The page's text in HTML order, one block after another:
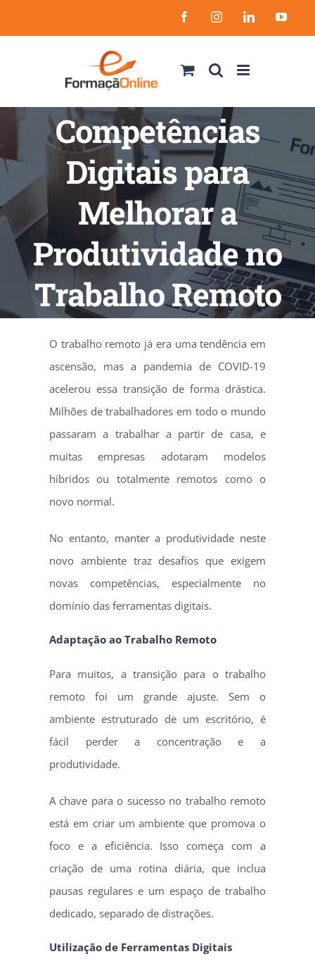
to
FacebookInstagramLinkedIn
Competências
Digitais para
Melhorar a
Produtividade no
Trabalho Remoto
O trabalho remoto já era uma tendência em
ascensão, mas a pandemia de COVID-19
acelerou essa transição de forma drástica.
Milhões de trabalhadores em todo o mundo
passaram a trabalhar a partir de casa, e
muitas empresas adotaram modelos
híbridos ou totalmente remotos como o
novo normal.
No entanto, manter a produtividade neste
novo ambiente traz desafios que exigem
novas competências, especialmente no
domínio das ferramentas digitais.
Adaptação ao Trabalho Remoto
Para muitos, a transição para o trabalho
remoto foi um grande ajuste. Sem o
ambiente estruturado de um escritório, é
fácil perder a concentração e a
produtividade.
A chave para o sucesso no trabalho remoto
está em criar um ambiente que promova o
foco e a eficiência. Isso começa com a
criação de uma rotina diária, que inclua
pausas regulares e um espaço de trabalho
dedicado, separado de distrações.
Utilização de Ferramentas Digitais